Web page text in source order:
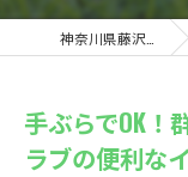
手ぶらでOK！
ラブの便利な